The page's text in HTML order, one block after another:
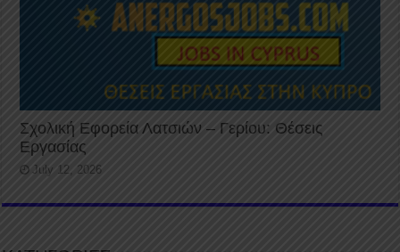
Σχολική Εφορεία Λατσιών – Γερίου: Θέσεις
Εργασίας
July 12, 2026